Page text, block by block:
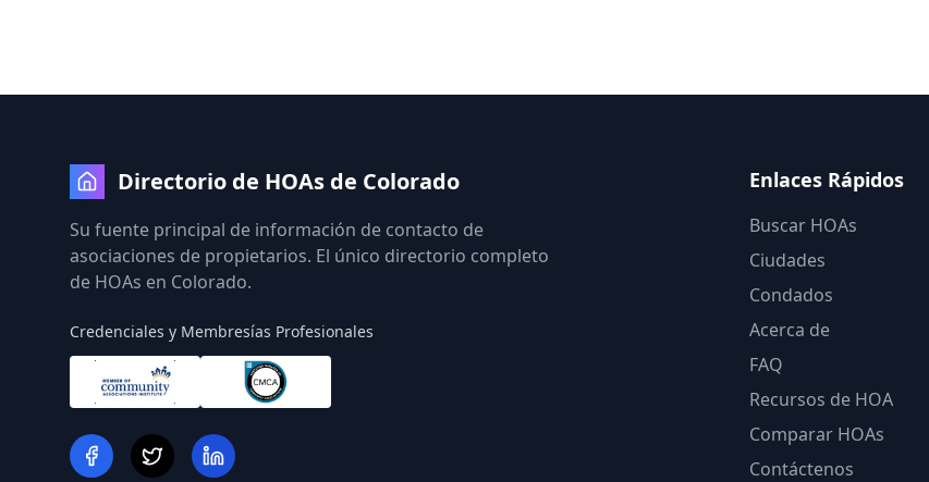
Directorio de HOAs de Colorado
Su fuente principal de información de contacto de
asociaciones de propietarios. El único directorio completo
de HOAs en Colorado.
Credenciales y Membresías Profesionales
Enlaces Rápidos
Buscar HOAs
Ciudades
Condados
Acerca de
FAQ
Recursos de HOA
Comparar HOAs
Contáctenos